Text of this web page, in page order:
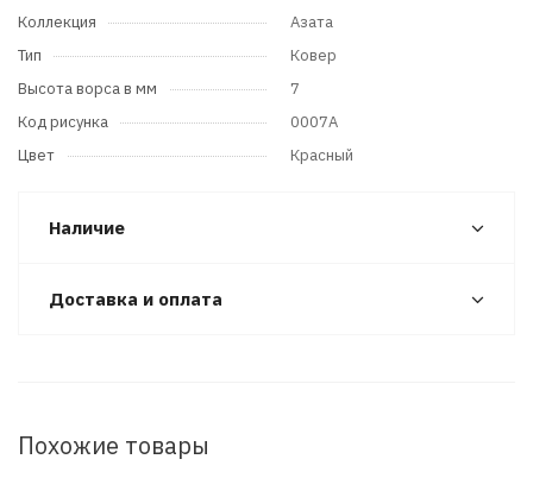
Коллекция
Азата
Тип
Ковер
Высота ворса в мм
7
Код рисунка
0007A
Цвет
Красный
Наличие
Доставка и оплата
Похожие товары